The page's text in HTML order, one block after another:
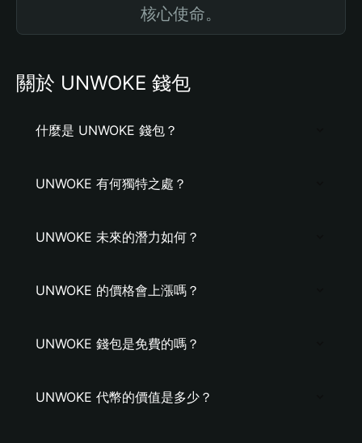
核心使命。
關於 UNWOKE 錢包
什麼是 UNWOKE 錢包？
UNWOKE 有何獨特之處？
UNWOKE 未來的潛力如何？
UNWOKE 的價格會上漲嗎？
UNWOKE 錢包是免費的嗎？
UNWOKE 代幣的價值是多少？